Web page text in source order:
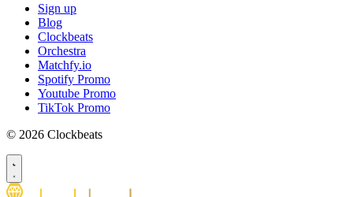
Sign up
Blog
Clockbeats
Orchestra
Matchfy.io
Spotify Promo
Youtube Promo
TikTok Promo
© 2026 Clockbeats